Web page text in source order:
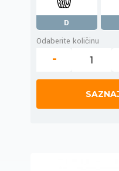
D
Odaberite količinu
-